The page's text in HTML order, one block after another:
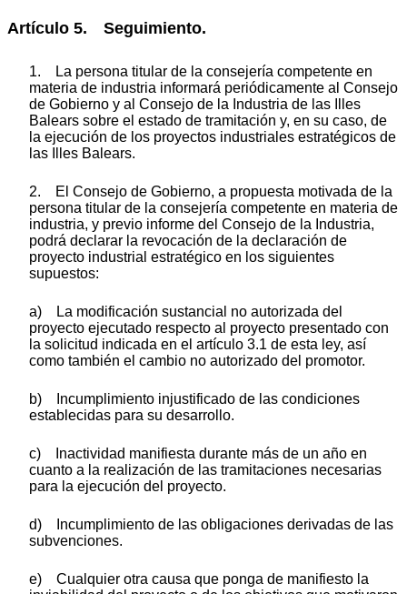
Artículo 5. Seguimiento.
1. La persona titular de la consejería competente en
materia de industria informará periódicamente al Consejo
de Gobierno y al Consejo de la Industria de las Illes
Balears sobre el estado de tramitación y, en su caso, de
la ejecución de los proyectos industriales estratégicos de
las Illes Balears.
2. El Consejo de Gobierno, a propuesta motivada de la
persona titular de la consejería competente en materia de
industria, y previo informe del Consejo de la Industria,
podrá declarar la revocación de la declaración de
proyecto industrial estratégico en los siguientes
supuestos:
a) La modificación sustancial no autorizada del
proyecto ejecutado respecto al proyecto presentado con
la solicitud indicada en el artículo 3.1 de esta ley, así
como también el cambio no autorizado del promotor.
b) Incumplimiento injustificado de las condiciones
establecidas para su desarrollo.
c) Inactividad manifiesta durante más de un año en
cuanto a la realización de las tramitaciones necesarias
para la ejecución del proyecto.
d) Incumplimiento de las obligaciones derivadas de las
subvenciones.
e) Cualquier otra causa que ponga de manifiesto la